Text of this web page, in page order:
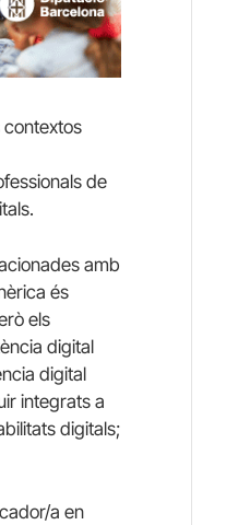
contextos
de
amb
és
els
digital
digital
integrats a
digitals;
a en